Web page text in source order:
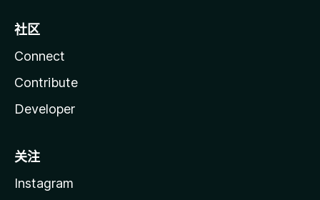
社区
Connect
Contribute
Developer
关注
Instagram